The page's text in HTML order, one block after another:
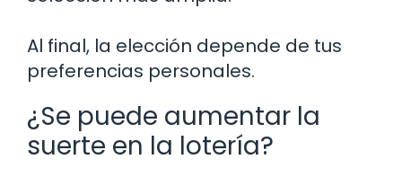
Al final, la elección depende de tus
preferencias personales.
¿Se puede aumentar la
suerte en la lotería?